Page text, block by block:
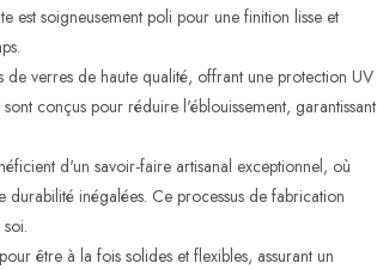
est soigneusement poli pour une finition lisse et
de verres de haute qualité, offrant une protection UV
conçus pour réduire l'éblouissement, garantissant
d'un savoir-faire artisanal exceptionnel, où
durabilité inégalées. Ce processus de fabrication
être à la fois solides et flexibles, assurant un